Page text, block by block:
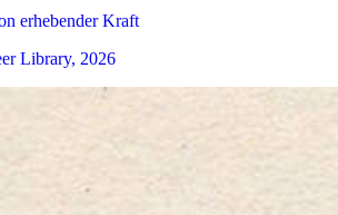
erhebender Kraft
Library, 2026